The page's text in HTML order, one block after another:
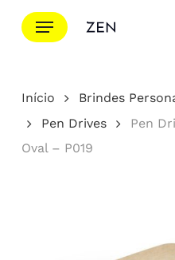
para
principal
Menu
Cotação
Início Brindes
Pen Drives
Pen
Oval – P019